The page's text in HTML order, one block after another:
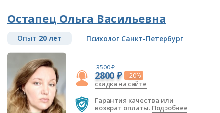
Остапец Ольга Васильевна
Опыт 20 лет Психолог Санкт-Петербург
3500 ₽
2800 ₽ -20%
скидка на сайте
Гарантия качества или
возврат оплаты. Подробнее